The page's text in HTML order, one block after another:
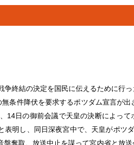
終結の決定を国民に伝えるために行
条件降伏を要求するポツダム宣言が
14日の御前会議で天皇の決断によっ
明し、同日深夜宮中で、天皇がポツ
奪取、放送中止を謀って宮内省と放